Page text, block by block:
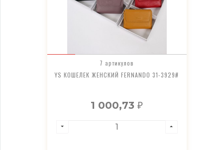
7 артикулов
YS КОШЕЛЕК ЖЕНСКИЙ FERNANDO 31-3929#
1 000,73₽